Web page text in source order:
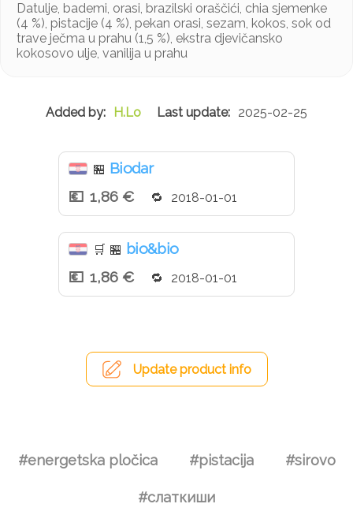
Datulje, bademi, orasi, brazilski oraščići, chia sjemenke
(4 %), pistacije (4 %), pekan orasi, sezam, kokos, sok od
trave ječma u prahu (1,5 %), ekstra djevičansko
kokosovo ulje, vanilija u prahu
H.Lo 2025-02-25
🏪 Biodar
1,86 €
2018-01-01
🛒 🏪 bio&bio
1,86 €
2018-01-01
Update product info
#energetska pločica #pistacija #sirovo
#слаткиши